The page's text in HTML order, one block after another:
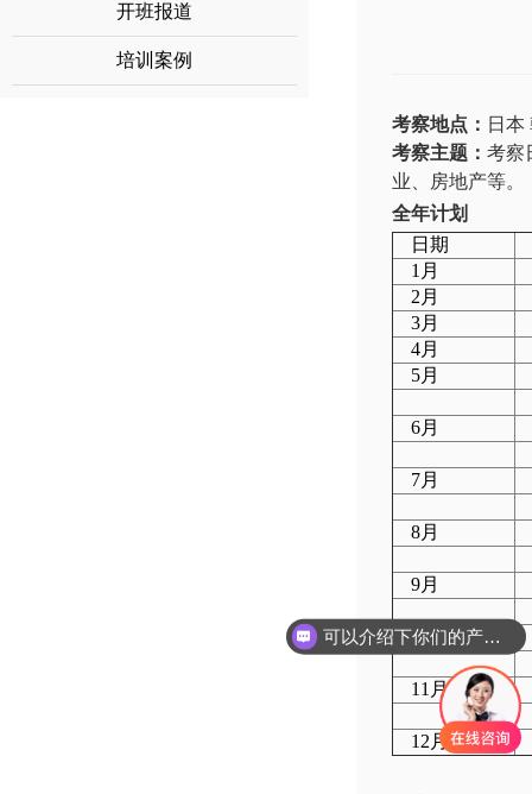
开班报道
培训案例
考察地点： 日本
考察主题： 考察
业、房地产等。
全年计划
日期
1月
2月
3月
4月
5月
6月
7月
8月
9月
10月
11月
12月
可以介绍下你们的产品么